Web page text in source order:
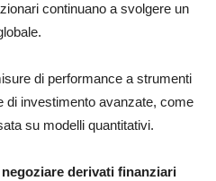
continuano a svolgere un
di performance a strumenti
di investimento avanzate, come
su modelli quantitativi.
derivati finanziari